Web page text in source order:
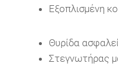
Εξοπλισμένη
Θυρίδα
Στεγνωτήρας